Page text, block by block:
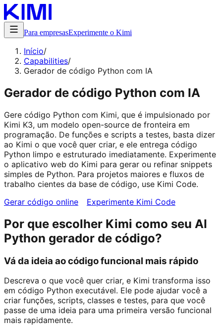
Para empresasExperimente o Kimi
Início/
Capabilities/
Gerador de código Python com IA
Gerador de código Python com IA
Gere código Python com Kimi, que é impulsionado por
Kimi K3, um modelo open-source de fronteira em
programação. De funções e scripts a testes, basta dizer
ao Kimi o que você quer criar, e ele entrega código
Python limpo e estruturado imediatamente. Experimente
o aplicativo web do Kimi para gerar ou refinar snippets
simples de Python. Para projetos maiores e fluxos de
trabalho cientes da base de código, use Kimi Code.
Gerar código online
Experimente Kimi Code
Por que escolher Kimi como seu AI
Python gerador de código?
Vá da ideia ao código funcional mais rápido
Descreva o que você quer criar, e Kimi transforma isso
em código Python executável. Ele pode ajudar você a
criar funções, scripts, classes e testes, para que você
passe de uma ideia para uma primeira versão funcional
mais rapidamente.